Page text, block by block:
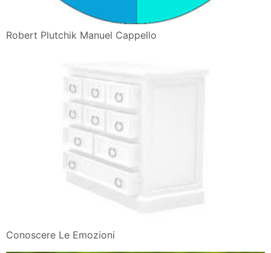
Robert Plutchik Manuel Cappello
Conoscere Le Emozioni